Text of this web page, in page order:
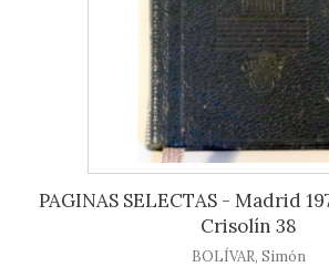
PAGINAS SELECTAS - Madrid
Crisolín 38
BOLÍVAR, Simón